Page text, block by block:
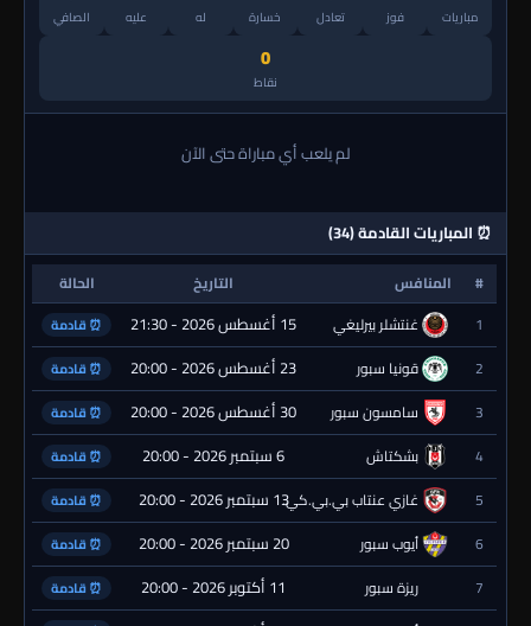
مباريات فوز تعادل خسارة له عليه الصافي
0
نقاط
لم يلعب أي مباراة حتى الآن
⏰ المباريات القادمة (34)
# المنافس التاريخ
الحالة
1
غنتشلر بيرليغي 15 أغسطس 2026 - 21:30 ⏰ قادمة
2 قونيا سبور 23 أغسطس 2026 - 20:00 ⏰ قادمة
3 سامسون سبور 30 أغسطس 2026 - 20:00 ⏰ قادمة
4 بشكتاش 6 سبتمبر 2026 - 20:00 ⏰ قادمة
5 غازي عنتاب بي.بي.كي.13 سبتمبر 2026 - 20:00 ⏰ قادمة
6 أيوب سبور 20 سبتمبر 2026 - 20:00 ⏰ قادمة
7 ريزة سبور 11 أكتوبر 2026 - 20:00 ⏰ قادمة